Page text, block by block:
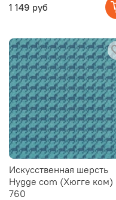
1 149 руб
Искусственная шерсть
Hygge com (Хюгге ком)
760